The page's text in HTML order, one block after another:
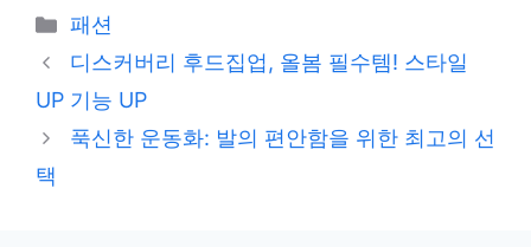
카
테
고
리
패션
디스커버리 후드집업, 올봄 필수템! 스타일
UP 기능 UP
푹신한 운동화: 발의 편안함을 위한 최고의 선
택